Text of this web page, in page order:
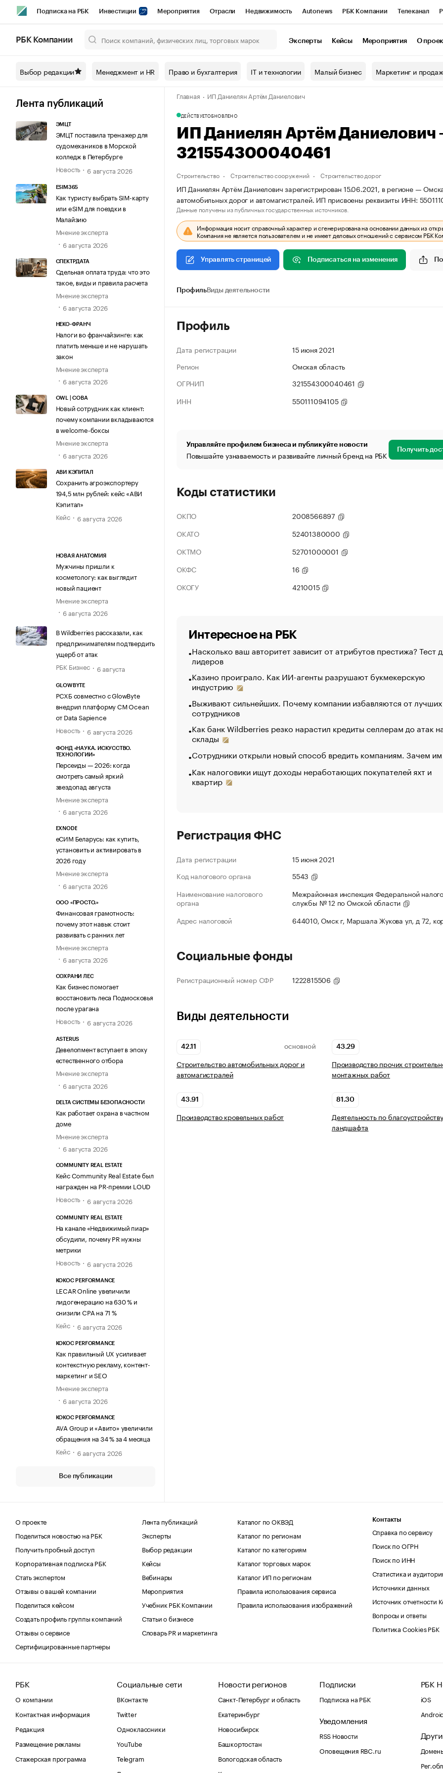
Подписка на РБК Инвестиции Мероприятия Отрасли Недвижимость Autonews РБК Компании Телеканал
Спецпроекты СПб Конференции СПб Спецпроекты Проверка контрагентов
Технологии и медиа Рынок наличной валюты
РБК Компании Эксперты Кейсы Мероприятия О
Выбор редакции Менеджмент и HR Право и бухгалтерия IT и технологии Малый бизнес Маркетинг и
Лента публикаций
ЭМЦТ
ЭМЦТ поставила тренажер для
судомехаников в Морской
колледж в Петербурге
Новость
6 августа 2026
ESIM365
Как туристу выбрать SIM-карту
или eSIM для поездки в
Малайзию
Мнение эксперта
6 августа 2026
СПЕКТРДАТА
Сдельная оплата труда: что это
такое, виды и правила расчета
Мнение эксперта
6 августа 2026
НЕКО-ФРАНЧ
Налоги во франчайзинге: как
платить меньше и не нарушать
закон
Мнение эксперта
6 августа 2026
OWL | СОВА
Новый сотрудник как клиент:
почему компании вкладываются
в welcome-боксы
Мнение эксперта
6 августа 2026
АВИ КЭПИТАЛ
Сохранить агроэкспортеру
194,5 млн рублей: кейс «АВИ
Кэпитал»
Кейс
6 августа 2026
НОВАЯ АНАТОМИЯ
Мужчины пришли к
косметологу: как выглядит
новый пациент
Мнение эксперта
6 августа 2026
В Wildberries рассказали, как
предпринимателям подтвердить
ущерб от атак
РБК Бизнес
6 августа
GLOWBYTE
РСХБ совместно с GlowByte
внедрил платформу CM Ocean
от Data Sapience
Новость
6 августа 2026
ФОНД «НАУКА. ИСКУССТВО.
ТЕХНОЛОГИИ»
Персеиды — 2026: когда
смотреть самый яркий
звездопад августа
Мнение эксперта
6 августа 2026
EXNODE
еСИМ Беларусь: как купить,
установить и активировать в
2026 году
Мнение эксперта
6 августа 2026
ООО «ПРОСТО.»
Финансовая грамотность:
почему этот навык стоит
развивать с ранних лет
Мнение эксперта
6 августа 2026
СОХРАНИ ЛЕС
Как бизнес помогает
восстановить леса Подмосковья
после урагана
Новость
6 августа 2026
ASTERUS
Девелопмент вступает в эпоху
естественного отбора
Мнение эксперта
6 августа 2026
DELTA СИСТЕМЫ БЕЗОПАСНОСТИ
Как работает охрана в частном
доме
Мнение эксперта
6 августа 2026
COMMUNITY REAL ESTATE
Кейс Community Real Estate был
награжден на PR-премии LOUD
Новость
6 августа 2026
COMMUNITY REAL ESTATE
На канале «Недвижимый пиар»
обсудили, почему PR нужны
метрики
Новость
6 августа 2026
KOKOC PERFORMANCE
LECAR Online увеличили
лидогенерацию на 630 % и
снизили CPA на 71 %
Кейс
6 августа 2026
KOKOC PERFORMANCE
Как правильный UX усиливает
контекстную рекламу, контент-
маркетинг и SEO
Мнение эксперта
6 августа 2026
KOKOC PERFORMANCE
AVA Group и «Авито» увеличили
обращения на 34 % за 4 месяца
Кейс
6 августа 2026
Все публикации
Главная ИП Даниелян Артём Даниелович
ДЕЙСТВУЕТОБНОВЛЕНО
ИП Даниелян Артём
321554300040461
Строительство Строительство сооружений Строительство дорог
ИП Даниелян Артём Даниелович зарегистрирован 15.06.2021, в регионе —
автомобильных дорог и автомагистралей. ИП присвоены реквизиты ИНН:
Данные получены из публичных государственных источников.
Информация носит справочный характер и сгенерирована на основании данных из
Компания не является пользователем и не имеет деловых отношений с сервисом РБК
Управлять страницей Подписаться на изменения
ПрофильВиды деятельности
Профиль
Дата регистрации
15 июня 2021
Регион
Омская область
ОГРНИП
321554300040461
ИНН
550111094105
Управляйте профилем бизнеса и публикуйте новости
Повышайте узнаваемость и развивайте личный бренд на РБК Получить
Коды статистики
ОКПО
2008566897
ОКАТО
52401380000
ОКТМО
52701000001
ОКФС
16
ОКОГУ
4210015
Интересное на РБК
Насколько ваш авторитет зависит от атрибутов престижа? Тест
лидеров
Казино проиграло. Как ИИ-агенты разрушают букмекерскую
индустрию
Выживают сильнейших. Почему компании избавляются от лучших
сотрудников
Как банк Wildberries резко нарастил кредиты селлерам до атак
склады
Сотрудники открыли новый способ вредить компаниям. Зачем
Как налоговики ищут доходы неработающих покупателей яхт и
квартир
Регистрация ФНС
Дата регистрации
15 июня 2021
Код налогового органа
5543
Наименование налогового
органа
Межрайонная инспекция Федеральной
службы № 12 по Омской области
Адрес налоговой
644010, Омск г, Маршала Жукова ул, д 72,
Социальные фонды
Регистрационный номер СФР 1222815506
Виды деятельности
42.11 ОСНОВНОЙ
Строительство автомобильных дорог и
автомагистралей
43.29
Производство прочих
монтажных работ
43.91
Производство кровельных работ
81.30
Деятельность по благоустройству
ландшафта
О проекте
Поделиться новостью на РБК
Получить пробный доступ
Корпоративная подписка РБК
Стать экспертом
Отзывы о вашей компании
Поделиться кейсом
Создать профиль группы компаний
Отзывы о сервисе
Сертифицированные партнеры
Лента публикаций
Эксперты
Выбор редакции
Кейсы
Вебинары
Мероприятия
Учебник РБК Компании
Статьи о бизнесе
Словарь PR и маркетинга
Каталог по ОКВЭД
Каталог по регионам
Каталог по категориям
Каталог торговых марок
Каталог ИП по регионам
Правила использования сервиса
Правила использования изображений
Контакты
Справка по сервису
Поиск по ОГРН
Поиск по ИНН
Статистика и
Источники данных
Источник отчетности
Вопросы и ответы
Политика Cookies РБК
РБК
О компании
Контактная информация
Редакция
Размещение рекламы
Стажерская программа
Социальные сети
ВКонтакте
Twitter
Одноклассники
YouTube
Telegram
Новости регионов
Санкт-Петербург и область
Екатеринбург
Новосибирск
Башкортостан
Вологодская область
Подписки
Подписка на РБК
Уведомления
RSS Новости
Оповещения RBC.ru
РБК
iOS